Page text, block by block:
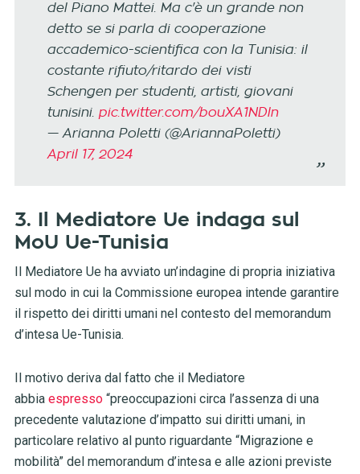
del Piano Mattei. Ma c'è un grande non
detto se si parla di cooperazione
accademico-scientifica con la Tunisia: il
costante rifiuto/ritardo dei visti
Schengen per studenti, artisti, giovani
tunisini. pic.twitter.com/bouXA1NDln
— Arianna Poletti (@AriannaPoletti)
April 17, 2024
3. Il Mediatore Ue indaga sul
MoU Ue-Tunisia
Il Mediatore Ue ha avviato un’indagine di propria iniziativa
sul modo in cui la Commissione europea intende garantire
il rispetto dei diritti umani nel contesto del memorandum
d’intesa Ue-Tunisia.
Il motivo deriva dal fatto che il Mediatore
abbia espresso“preoccupazioni circa l’assenza di una
precedente valutazione d’impatto sui diritti umani, in
particolare relativo al punto riguardante “Migrazione e
mobilità” del memorandum d’intesa e alle azioni previste